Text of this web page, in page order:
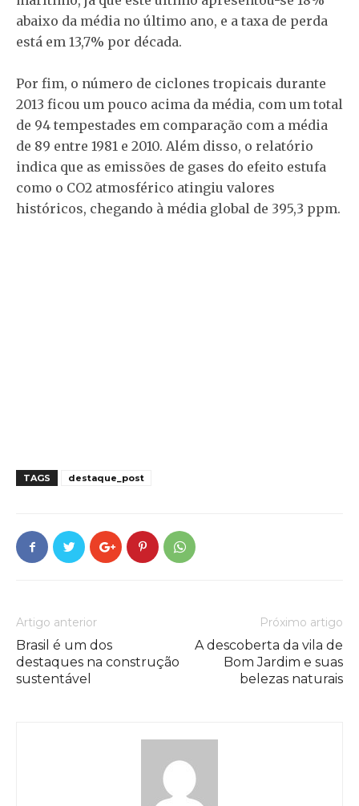
abaixo da média no último ano, e a taxa de perda
está em 13,7% por década.
Por fim, o número de ciclones tropicais durante
2013 ficou um pouco acima da média, com um total
de 94 tempestades em comparação com a média
de 89 entre 1981 e 2010. Além disso, o relatório
indica que as emissões de gases do efeito estufa
como o CO2 atmosférico atingiu valores
históricos, chegando à média global de 395,3 ppm.
TAGS destaque_post
Artigo anterior
Brasil é um dos
destaques na construção
sustentável
Próximo artigo
A descoberta da vila de
Bom Jardim e suas
belezas naturais